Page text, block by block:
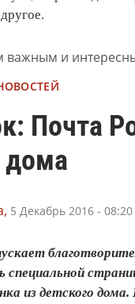
важным и
Почта
дома
5 Декабрь 2016 - 08:20
специальной
из детского